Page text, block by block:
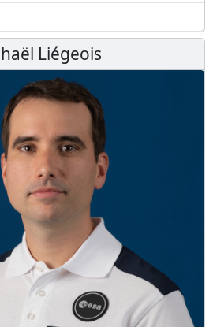
Liégeois